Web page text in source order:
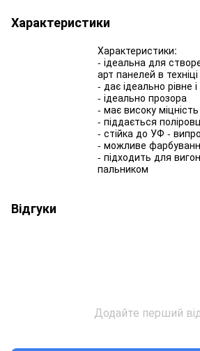
Характеристики
Характеристики:
- ідеальна для
арт панелей в
- дає ідеально рівне
- ідеально прозора
- має високу міцність
- піддається
- стійка до УФ -
- можливе
- підходить для
пальником
Відгуки
Додайте перший